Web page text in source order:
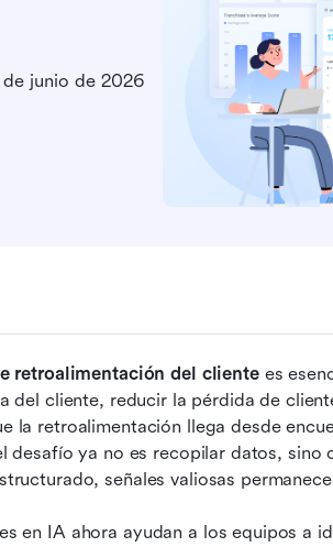
de junio de 2026
retroalimentación del cliente es
del cliente, reducir la pérdida de
la retroalimentación llega desde
desafío ya no es recopilar datos,
señales valiosas
en IA ahora ayudan a los equipos a